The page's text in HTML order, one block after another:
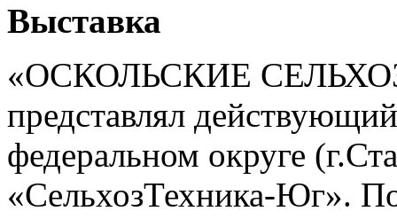
Выставка
«ОСКОЛЬСКИЕ
представлял
федеральном округе
«СельхозТехника-Юг».